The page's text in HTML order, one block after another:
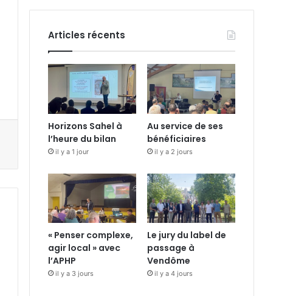
Articles récents
Horizons Sahel à
l’heure du bilan
il y a 1 jour
Au service de ses
bénéficiaires
il y a 2 jours
« Penser complexe,
agir local » avec
l’APHP
il y a 3 jours
Le jury du label de
passage à
Vendôme
il y a 4 jours